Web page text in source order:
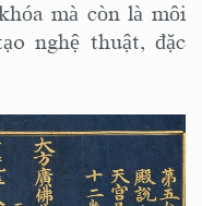
mà còn là môi
nghệ thuật, đặc